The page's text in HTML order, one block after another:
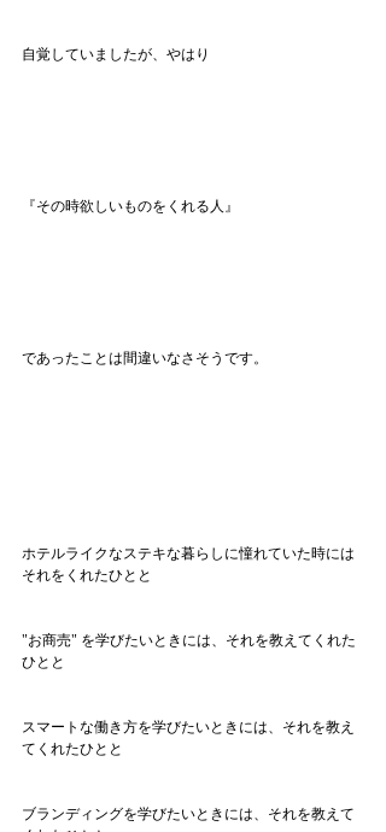
自覚していましたが、やはり
『その時欲しいものをくれる人』
であったことは間違いなさそうです。
ホテルライクなステキな暮らしに憧れていた時には
それをくれたひとと
"お商売" を学びたいときには、それを教えてくれた
ひとと
スマートな働き方を学びたいときには、それを教え
てくれたひとと
ブランディングを学びたいときには、それを教えて